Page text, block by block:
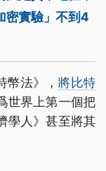
密實驗」不到4
幣法》， 將比特
世界上第一個把
學人》甚至將其